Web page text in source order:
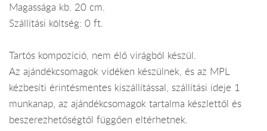
Magassága kb. 20 cm.
Szállítási költség: 0 ft.
Tartós kompozíció, nem élő virágból készül.
Az ajándékcsomagok vidéken készülnek, és az MPL
kézbesíti érintésmentes kiszállítással, szállítási ideje 1
munkanap, az ajándékcsomagok tartalma készlettől és
beszerezhetőségtől függően eltérhetnek.